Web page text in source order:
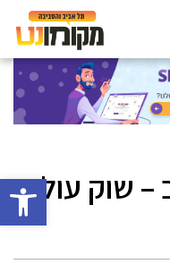
פתח
שוק עולים